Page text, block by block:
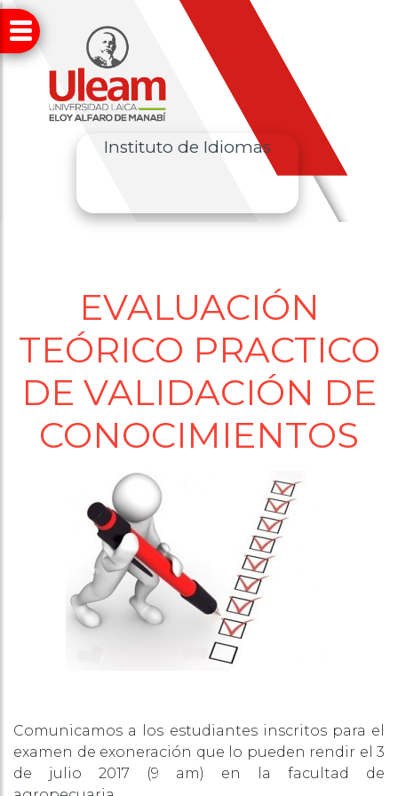
Instituto de Idiomas
EVALUACIÓN
TEÓRICO PRACTICO
DE VALIDACIÓN DE
CONOCIMIENTOS
Comunicamos a los estudiantes inscritos para el
examen de exoneración que lo pueden rendir el 3
de julio 2017 (9 am) en la facultad de